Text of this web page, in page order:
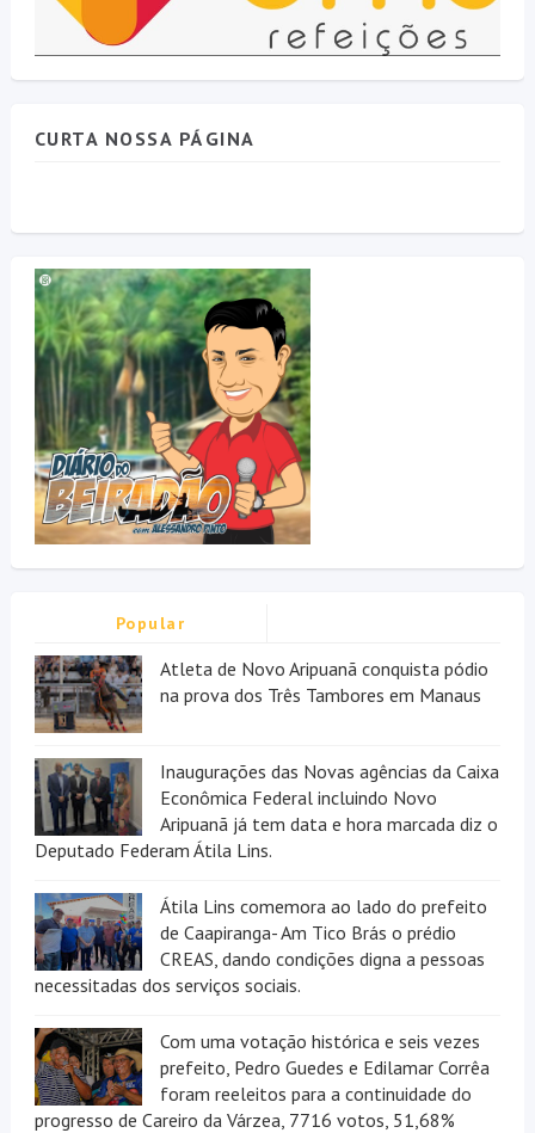
CURTA NOSSA PÁGINA
Popular
Atleta de Novo Aripuanã conquista pódio
na prova dos Três Tambores em Manaus
Inaugurações das Novas agências da Caixa
Econômica Federal incluindo Novo
Aripuanã já tem data e hora marcada diz o
Deputado Federam Átila Lins.
Átila Lins comemora ao lado do prefeito
de Caapiranga- Am Tico Brás o prédio
CREAS, dando condições digna a pessoas
necessitadas dos serviços sociais.
Com uma votação histórica e seis vezes
prefeito, Pedro Guedes e Edilamar Corrêa
foram reeleitos para a continuidade do
progresso de Careiro da Várzea, 7716 votos, 51,68%